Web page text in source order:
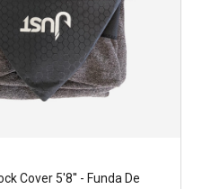
Cover 5'8'' - Funda De